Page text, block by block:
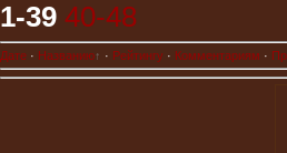
1-39 40-48
Дате · Названию · Рейтингу · Комментариям ·